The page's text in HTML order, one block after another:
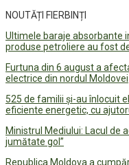
NOUTĂȚI FIERBINȚI
Ultimele baraje absorbante
produse petroliere au fost
Furtuna din 6 august a
electrice din nordul Moldovei
525 de familii și-au înlocuit
eficiente energetic, cu
Ministrul Mediului: Lacul de
jumătate gol”
Republica Moldova a